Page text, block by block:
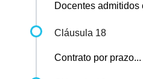
Docentes admitidos
Cláusula 18
Contrato por prazo...